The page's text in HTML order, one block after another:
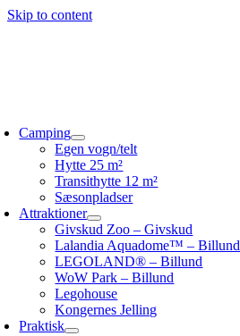
Skip to content
Camping
Egen vogn/telt
Hytte 25 m²
Transithytte 12 m²
Sæsonpladser
Attraktioner
Givskud Zoo – Givskud
Lalandia Aquadome™ – Billund
LEGOLAND® – Billund
WoW Park – Billund
Legohouse
Kongernes Jelling
Praktisk